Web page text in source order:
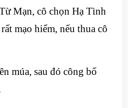
Mạn, cô chọn Hạ Tình
mạo hiểm, nếu thua cô
múa, sau đó công bố